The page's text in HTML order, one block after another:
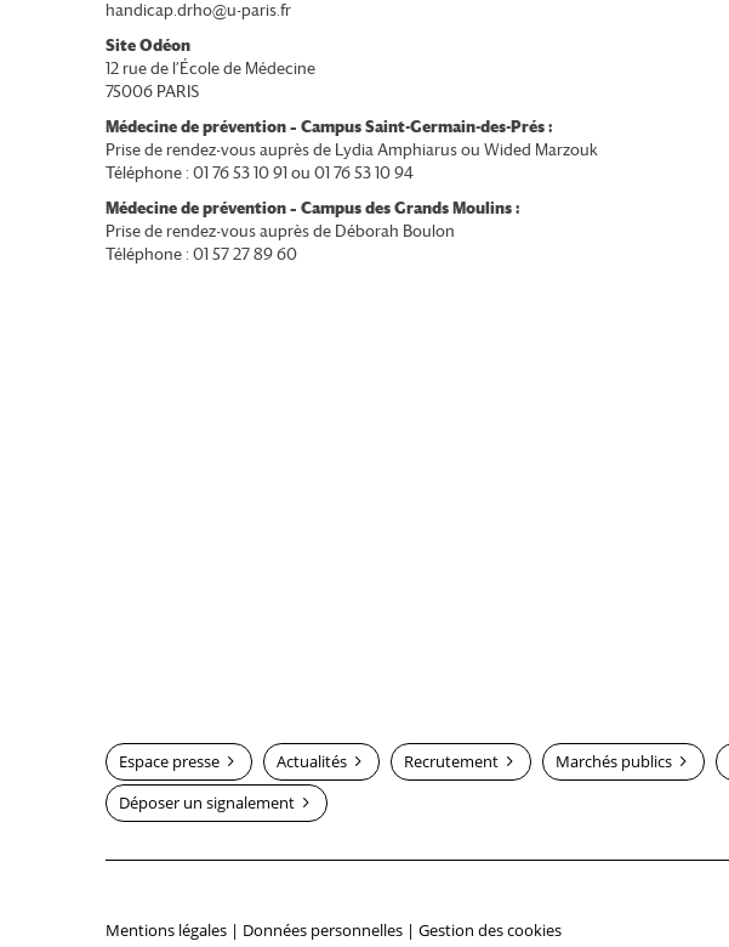
handicap.drho@u-paris.fr
Site Odéon
12 rue de l’École de Médecine
75006 PARIS
Médecine de prévention – Campus Saint-Germain-des-Prés :
Prise de rendez-vous auprès de Lydia Amphiarus ou Wided Marzouk
Téléphone : 01 76 53 10 91 ou 01 76 53 10 94
Médecine de prévention – Campus des Grands Moulins :
Prise de rendez-vous auprès de Déborah Boulon
Téléphone : 01 57 27 89 60
Espace presse Actualités Recrutement Marchés publics
Déposer un signalement
Mentions légales | Données personnelles | Gestion des cookies